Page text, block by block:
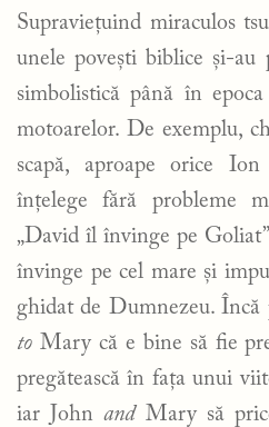
Supraviețuind miraculos
unele povești biblice și-au
simbolistică până în
motoarelor. De exemplu,
scapă, aproape orice
înțelege fără probleme
„David îl învinge pe
învinge pe cel mare și
ghidat de Dumnezeu. Încă
to Mary că e bine să fie
pregătească în fața unui
iar JohnandMary să